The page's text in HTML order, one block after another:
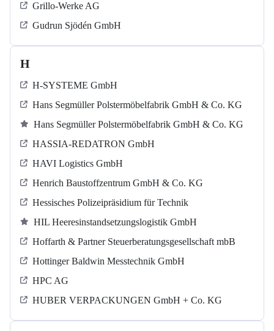
Grillo-Werke AG
Gudrun Sjödén GmbH
H
H-SYSTEME GmbH
Hans Segmüller Polstermöbelfabrik GmbH & Co. KG
Hans Segmüller Polstermöbelfabrik GmbH & Co. KG
HASSIA-REDATRON GmbH
HAVI Logistics GmbH
Henrich Baustoffzentrum GmbH & Co. KG
Hessisches Polizeipräsidium für Technik
HIL Heeresinstandsetzungslogistik GmbH
Hoffarth & Partner Steuerberatungsgesellschaft mbB
Hottinger Baldwin Messtechnik GmbH
HPC AG
HUBER VERPACKUNGEN GmbH + Co. KG